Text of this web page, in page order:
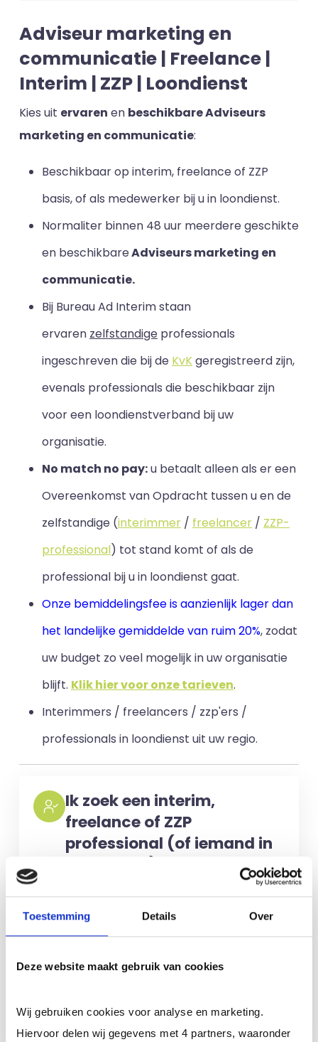
Toestemming Details Over
Deze website maakt gebruik van cookies
Wij gebruiken cookies voor analyse en marketing.
Hiervoor delen wij gegevens met 4 partners, waaronder
Adviseur marketing en
communicatie | Freelance |
Interim | ZZP | Loondienst
Kies uit ervaren en beschikbare Adviseurs
marketing en communicatie:
Beschikbaar op interim, freelance of ZZP
basis, of als medewerker bij u in loondienst.
Normaliter binnen 48 uur meerdere geschikte
en beschikbareAdviseurs marketing en
communicatie.
Bij Bureau Ad Interim staan
ervaren zelfstandige professionals
ingeschreven die bij de KvKgeregistreerd zijn,
evenals professionals die beschikbaar zijn
voor een loondienstverband bij uw
organisatie.
No match no pay:u betaalt alleen als er een
Overeenkomst van Opdracht tussen u en de
zelfstandige (interimmer / freelancer / ZZP-
professional) tot stand komt of als de
professional bij u in loondienst gaat.
Onze bemiddelingsfee is aanzienlijk lager dan
het landelijke gemiddelde van ruim 20%, zodat
uw budget zo veel mogelijk in uw organisatie
blijft. Klik hier voor onze tarieven.
Interimmers / freelancers / zzp'ers /
professionals in loondienst uit uw regio.
Ik zoek een interim,
freelance of ZZP
professional (of iemand in
loondienst)
kandidaten berekenen wij geen kosten.
No match? No pay!Kosten worden
alleen gemaakt als een professional
Meer informatie